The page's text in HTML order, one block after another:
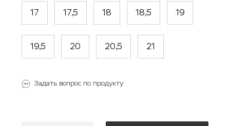
17 17,5 18 18,5 19
19,5 20 20,5 21
Задать вопрос по продукту